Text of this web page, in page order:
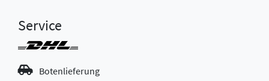
Service
Botenlieferung